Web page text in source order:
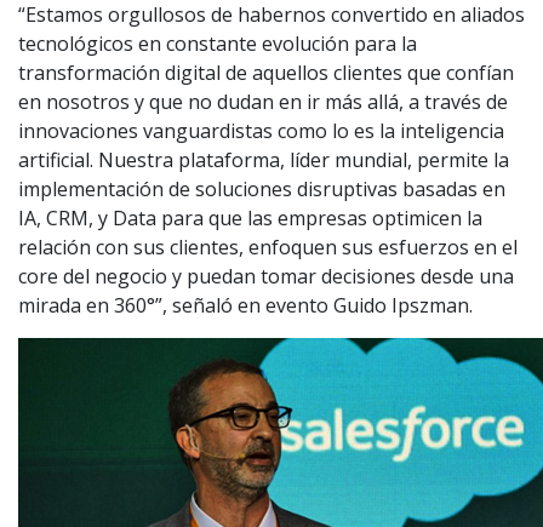
“Estamos orgullosos de habernos convertido en aliados
tecnológicos en constante evolución para la
transformación digital de aquellos clientes que confían
en nosotros y que no dudan en ir más allá, a través de
innovaciones vanguardistas como lo es la inteligencia
artificial. Nuestra plataforma, líder mundial, permite la
implementación de soluciones disruptivas basadas en
IA, CRM, y Data para que las empresas optimicen la
relación con sus clientes, enfoquen sus esfuerzos en el
core del negocio y puedan tomar decisiones desde una
mirada en 360°”, señaló en evento Guido Ipszman.